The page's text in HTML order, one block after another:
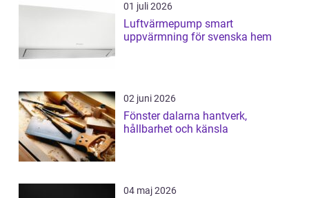
01 juli 2026
Luftvärmepump smart
uppvärmning för svenska hem
02 juni 2026
Fönster dalarna hantverk,
hållbarhet och känsla
04 maj 2026